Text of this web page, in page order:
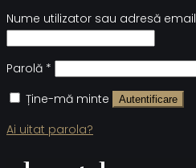
Nume utilizator sau adresă email
Parolă *
Ține-mă minte
Autentificare
Ai uitat parola?